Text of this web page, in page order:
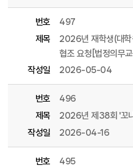
번호
497
제목
2026년 재학생(대학
협조 요청[법정의무
작성일
2026-05-04
번호
496
제목
2026년 제38회 '꼬
작성일
2026-04-16
번호
495